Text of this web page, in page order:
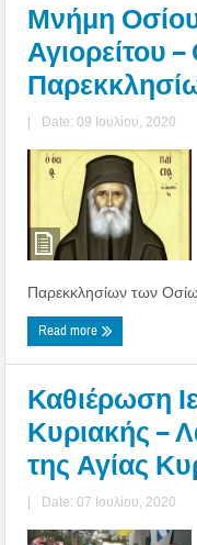
Μνήμη
Αγιορείτου
| Date: 09 Ιουλίου, 2020
Παρεκκλησίων των
Read more
Καθιέρωση
Κυριακής –
της Αγίας
| Date: 07 Ιουλίου, 2020